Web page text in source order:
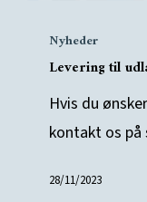
udlandet.
Nyheder
Levering til
Hvis du
kontakt os på
28/11/2023